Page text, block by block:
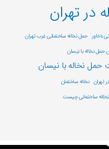
در تهران
باخاور حمل نخاله ساختمانی غرب تهران
حمل نخاله با نیسان
حمل نخاله با نیسان
تهران نخاله ساختمان
نخاله ساختمانی چیست